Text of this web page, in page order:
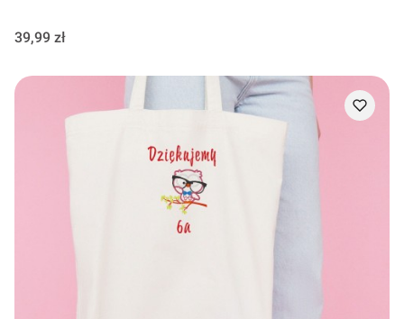
Cena
39,99 zł